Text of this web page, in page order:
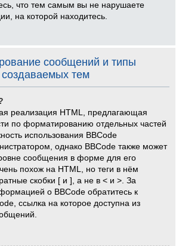
что тем самым вы не нарушаете
на которой находитесь.
сообщений и типы
создаваемых тем
реализация HTML, предлагающая
по форматированию отдельных частей
использования BBCode
однако BBCode также может
сообщения в форме для его
похож на HTML, но теги в нём
скобки [ и ], а не в < и >. За
о BBCode обратитесь к
ссылка на которое доступна из